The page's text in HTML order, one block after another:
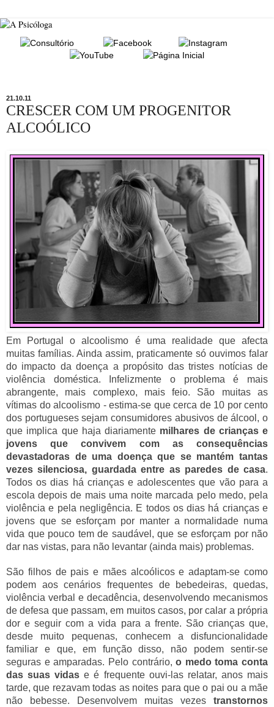
21.10.11
CRESCER COM UM PROGENITOR
ALCOÓLICO
Em Portugal o alcoolismo é uma realidade que afecta
muitas famílias. Ainda assim, praticamente só ouvimos falar
do impacto da doença a propósito das tristes notícias de
violência doméstica. Infelizmente o problema é mais
abrangente, mais complexo, mais feio. São muitas as
vítimas do alcoolismo - estima-se que cerca de 10 por cento
dos portugueses sejam consumidores abusivos de álcool, o
que implica que haja diariamente milhares de crianças e
jovens que convivem com as consequências
devastadoras de uma doença que se mantém tantas
vezes silenciosa, guardada entre as paredes de casa.
Todos os dias há crianças e adolescentes que vão para a
escola depois de mais uma noite marcada pelo medo, pela
violência e pela negligência. E todos os dias há crianças e
jovens que se esforçam por manter a normalidade numa
vida que pouco tem de saudável, que se esforçam por não
dar nas vistas, para não levantar (ainda mais) problemas.
São filhos de pais e mães alcoólicos e adaptam-se como
podem aos cenários frequentes de bebedeiras, quedas,
violência verbal e decadência, desenvolvendo mecanismos
de defesa que passam, em muitos casos, por calar a própria
dor e seguir com a vida para a frente. São crianças que,
desde muito pequenas, conhecem a disfuncionalidade
familiar e que, em função disso, não podem sentir-se
seguras e amparadas. Pelo contrário,o medo toma conta
das suas vidas e é frequente ouvi-las relatar, anos mais
tarde, que rezavam todas as noites para que o pai ou a mãe
não bebesse. Desenvolvem muitas vezes transtornos